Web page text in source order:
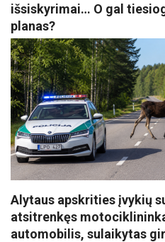
išsiskyrimai… O gal
planas?
Alytaus apskrities įvykių
atsitrenkęs
automobilis, sulaikytas